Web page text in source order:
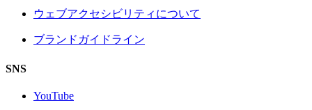
ウェブアクセシビリティについて
ブランドガイドライン
SNS
YouTube